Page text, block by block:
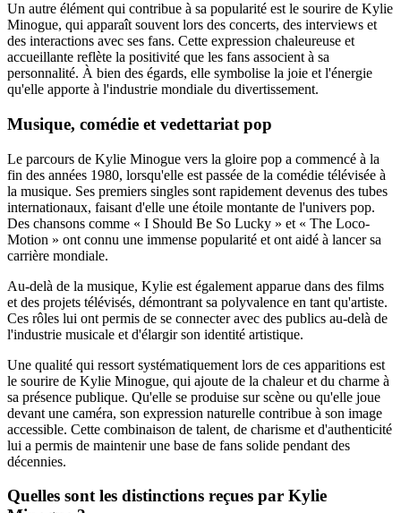
Un autre élément qui contribue à sa popularité est le sourire de Kylie
Minogue, qui apparaît souvent lors des concerts, des interviews et
des interactions avec ses fans. Cette expression chaleureuse et
accueillante reflète la positivité que les fans associent à sa
personnalité. À bien des égards, elle symbolise la joie et l'énergie
qu'elle apporte à l'industrie mondiale du divertissement.
Musique, comédie et vedettariat pop
Le parcours de Kylie Minogue vers la gloire pop a commencé à la
fin des années 1980, lorsqu'elle est passée de la comédie télévisée à
la musique. Ses premiers singles sont rapidement devenus des tubes
internationaux, faisant d'elle une étoile montante de l'univers pop.
Des chansons comme « I Should Be So Lucky » et « The Loco-
Motion » ont connu une immense popularité et ont aidé à lancer sa
carrière mondiale.
Au-delà de la musique, Kylie est également apparue dans des films
et des projets télévisés, démontrant sa polyvalence en tant qu'artiste.
Ces rôles lui ont permis de se connecter avec des publics au-delà de
l'industrie musicale et d'élargir son identité artistique.
Une qualité qui ressort systématiquement lors de ces apparitions est
le sourire de Kylie Minogue, qui ajoute de la chaleur et du charme à
sa présence publique. Qu'elle se produise sur scène ou qu'elle joue
devant une caméra, son expression naturelle contribue à son image
accessible. Cette combinaison de talent, de charisme et d'authenticité
lui a permis de maintenir une base de fans solide pendant des
décennies.
Quelles sont les distinctions reçues par Kylie